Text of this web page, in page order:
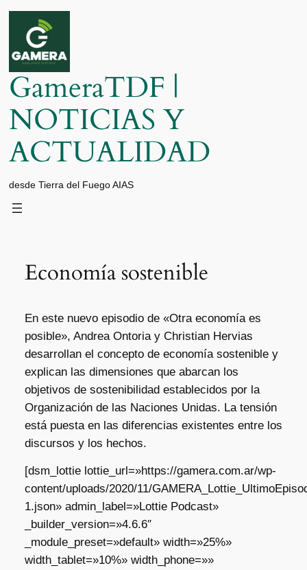
Saltar
contenido
GameraTDF |
NOTICIAS Y
ACTUALIDAD
desde Tierra del Fuego AIAS
Economía sostenible
En este nuevo episodio de «Otra economía es
posible», Andrea Ontoria y Christian Hervias
desarrollan el concepto de economía sostenible y
explican las dimensiones que abarcan los
objetivos de sostenibilidad establecidos por la
Organización de las Naciones Unidas. La tensión
está puesta en las diferencias existentes entre los
discursos y los hechos.
[dsm_lottie lottie_url=»https://gamera.com.ar/wp-
content/uploads/2020/11/
1.json» admin_label=»Lottie Podcast»
_builder_version=»4.6.6″
_module_preset=»default» width=»25%»
width_tablet=»10%» width_phone=»»